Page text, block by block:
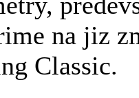
na jiz
Classic.